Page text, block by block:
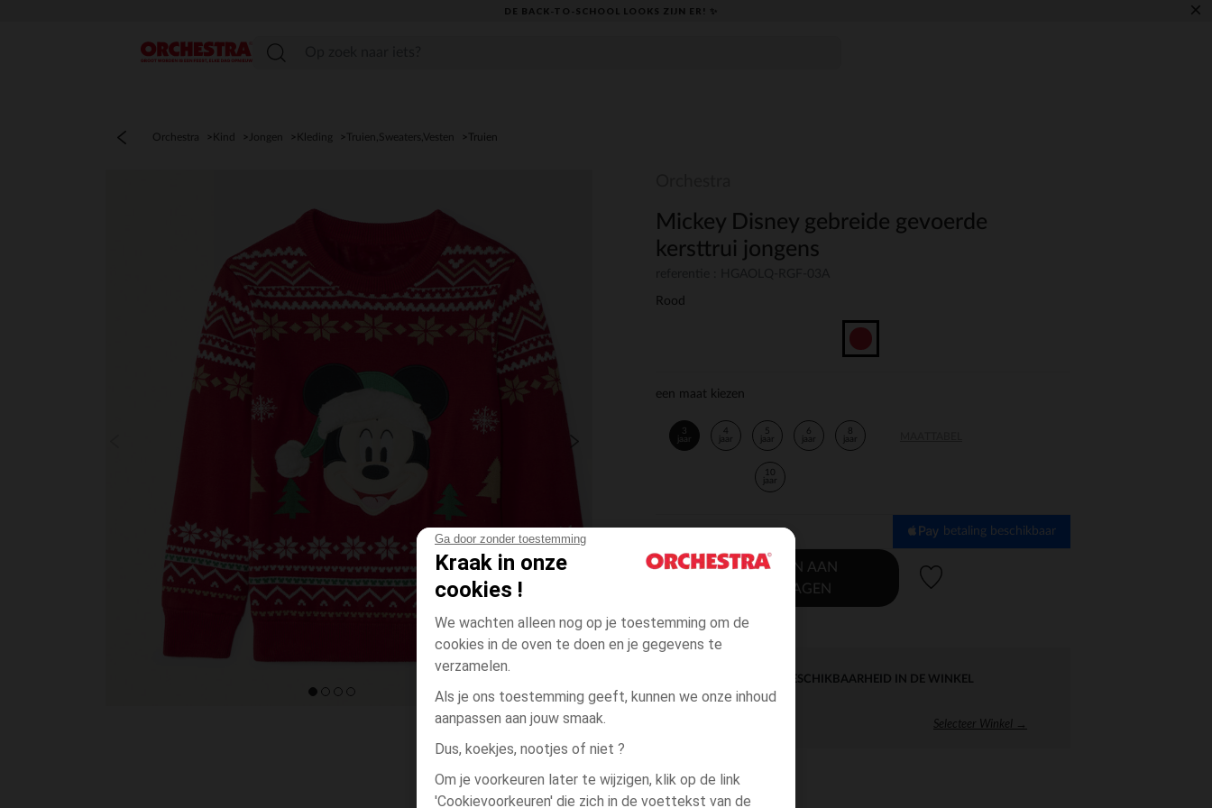
Ga door zonder toestemming
Kraak in onze
cookies !
We wachten alleen nog op je toestemming om de
cookies in de oven te doen en je gegevens te
verzamelen.
Als je ons toestemming geeft, kunnen we onze inhoud
aanpassen aan jouw smaak.
Dus, koekjes, nootjes of niet ?
Om je voorkeuren later te wijzigen, klik op de link
'Cookievoorkeuren' die zich in de voettekst van de
DE BACK-TO-SCHOOL LOOKS ZIJN ER! ✨ ×
menu
Orchestra Kind Jongen Kleding Truien,Sweaters,Vesten Truien
Mickey Disney gebreide gevoerde
kersttrui jongens
Rood
een maat kiezen
3
jaar
4
jaar
5
jaar
6
jaar
8
jaar
10
jaar
betaling beschikbaar
TOEVOEGEN AAN
WINKELWAGEN
DIRECTE BESCHIKBAARHEID IN DE WINKEL
Selecteer Winkel →